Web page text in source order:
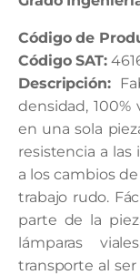
Código de
Código SAT:
Descripción:
densidad, 100%
en una sola
resistencia a
a los cambios
trabajo rudo.
parte de la
lámparas
transporte al